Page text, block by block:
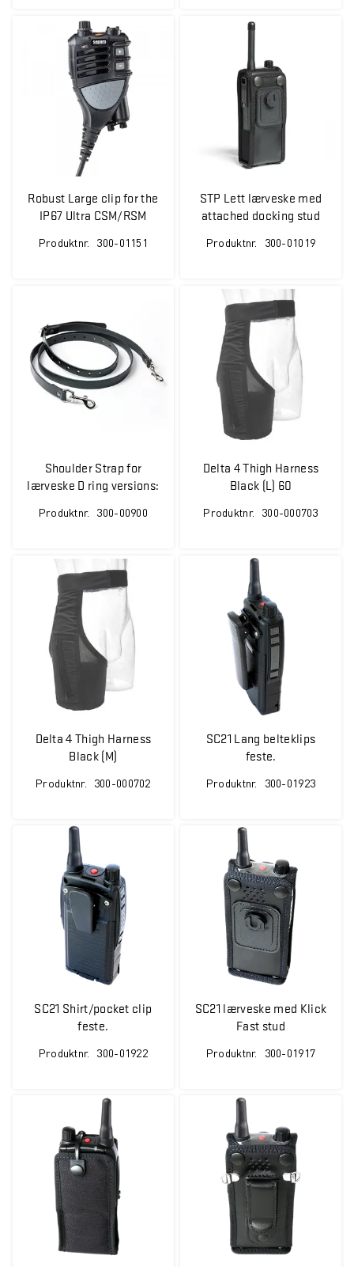
Robust Large clip for the
IP67 Ultra CSM/RSM
Produktnr. 300-01151
STP Lett lærveske med
attached docking stud
Produktnr. 300-01019
Shoulder Strap for
lærveske D ring versions:
00898,300-00959 &
godkjent
Produktnr. 300-00900
Delta 4 Thigh Harness
Black (L) 60
Produktnr. 300-000703
Delta 4 Thigh Harness
Black (M)
Produktnr. 300-000702
SC21 Lang belteklips
feste.
Produktnr. 300-01923
SC21 Shirt/pocket clip
feste.
Produktnr. 300-01922
SC21 lærveske med Klick
Fast stud
Produktnr. 300-01917